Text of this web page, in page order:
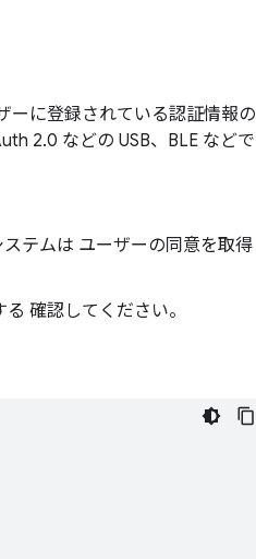
ーに登録されている認証情報の
2.0 などの USB、BLE などで
テムは ユーザーの同意を取得
確認してください。